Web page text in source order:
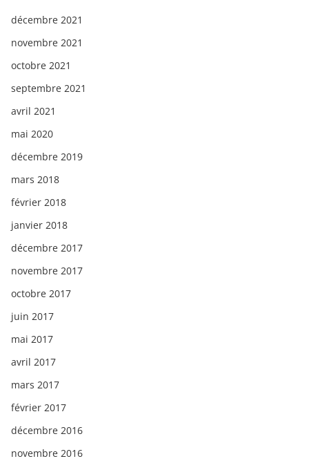
décembre 2021
novembre 2021
octobre 2021
septembre 2021
avril 2021
mai 2020
décembre 2019
mars 2018
février 2018
janvier 2018
décembre 2017
novembre 2017
octobre 2017
juin 2017
mai 2017
avril 2017
mars 2017
février 2017
décembre 2016
novembre 2016